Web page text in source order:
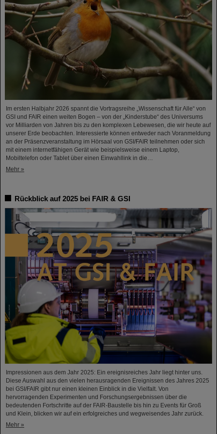
Im ersten Halbjahr 2026 spannt die Vortragsreihe „Wissenschaft für Alle“ von
GSI und FAIR einen weiten Bogen – von der „Kinderstube“ des Universums
vor Milliarden von Jahren bis zu den komplexen Lebewesen, die wir heute auf
unserer Erde beobachten. Interessierte können entweder nach Voranmeldung
an der Präsenzveranstaltung im Hörsaal von GSI/FAIR teilnehmen oder sich
mit einem internetfähigen Gerät wie beispielsweise einem Laptop,
Mobiltelefon oder Tablet über einen Einwahllink in die…
Mehr »
Rückblick auf 2025 bei FAIR & GSI
Impressionen aus dem Jahr 2025: Ein ereignisreiches Jahr liegt hinter uns.
Diese Auswahl aus den vielen herausragenden Ereignissen des Jahres 2025
bei GSI/FAIR gibt nur einen kleinen Einblick in die Vielfalt. Von
hervorragenden Experimenten und Forschungsergebnissen über die
bedeutenden Fortschritte auf der FAIR-Baustelle bis hin zu Events für Groß
und Klein, blicken wir auf ein erfolgreiches und wegweisendes Jahr zurück.
Mehr »